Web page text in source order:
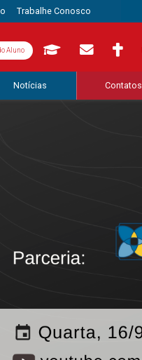
Trabalhe Conosco
Aluno
Notícias Contatos